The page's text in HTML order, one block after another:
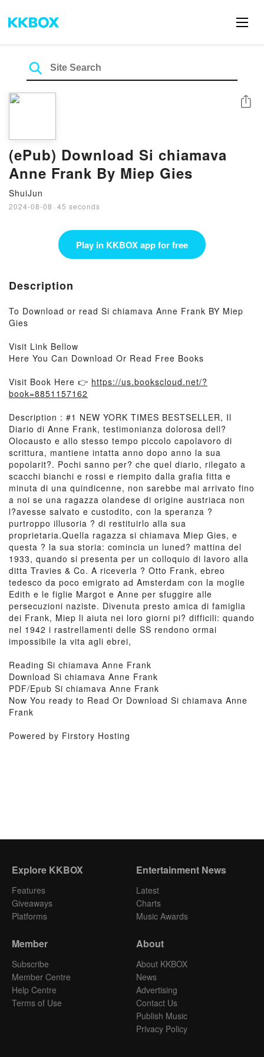
(ePub) Download Si chiamava
Anne Frank By Miep Gies
ShuiJun
2024-08-08 · 45 seconds
Share
Play in KKBOX app for free
Description
To Download or read Si chiamava Anne Frank BY Miep
Gies
Visit Link Bellow
Here You Can Download Or Read Free Books
Visit Book Here 👉 https://us.bookscloud.net/?
book=8851157162
Description : #1 NEW YORK TIMES BESTSELLER, Il
Diario di Anne Frank, testimonianza dolorosa dell?
Olocausto e allo stesso tempo piccolo capolavoro di
scrittura, mantiene intatta anno dopo anno la sua
popolarit?. Pochi sanno per? che quel diario, rilegato a
scacchi bianchi e rossi e riempito dalla grafia fitta e
minuta di una quindicenne, non sarebbe mai arrivato fino
a noi se una ragazza olandese di origine austriaca non
l?avesse salvato e custodito, con la speranza ?
purtroppo illusoria ? di restituirlo alla sua
proprietaria.Quella ragazza si chiamava Miep Gies, e
questa ? la sua storia: comincia un luned? mattina del
1933, quando si presenta per un colloquio di lavoro alla
ditta Travies & Co. A riceverla ? Otto Frank, ebreo
tedesco da poco emigrato ad Amsterdam con la moglie
Edith e le figlie Margot e Anne per sfuggire alle
persecuzioni naziste. Divenuta presto amica di famiglia
dei Frank, Miep li aiuta nei loro giorni pi? difficili: quando
nel 1942 i rastrellamenti delle SS rendono ormai
impossibile la vita agli ebrei,
Reading Si chiamava Anne Frank
Download Si chiamava Anne Frank
PDF/Epub Si chiamava Anne Frank
Now You ready to Read Or Download Si chiamava Anne
Frank
Powered by Firstory Hosting
Explore KKBOX
Features
Giveaways
Platforms
Entertainment News
Latest
Charts
Music Awards
Member
Subscribe
Member Centre
Help Centre
Terms of Use
About
About KKBOX
News
Advertising
Contact Us
Publish Music
Privacy Policy